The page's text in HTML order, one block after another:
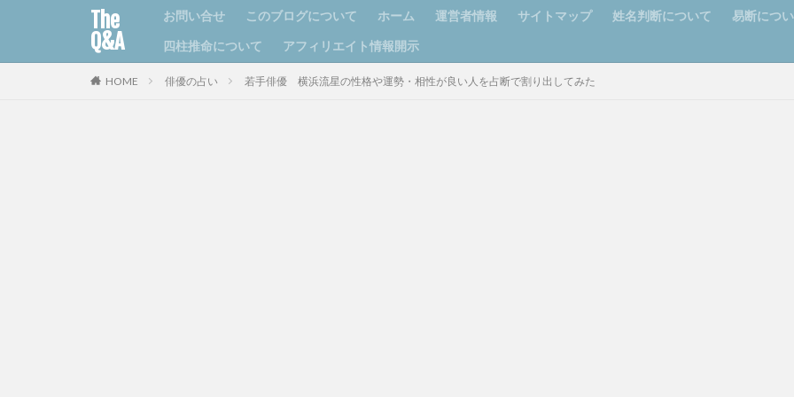
The
Q&A
お問い合せ このブログについて ホーム 運営者情報 サイトマップ 姓名判断について 易断につ
四柱推命について
アフィリエイト情報開示
HOME 俳優の占い 若手俳優 横浜流星の性格や運勢・相性が良い人を占断で割り出してみた